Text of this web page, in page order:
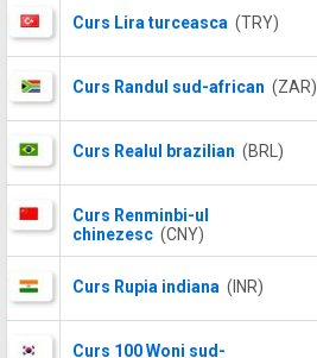
Curs Lira turceasca (TRY)
Curs Randul sud-african (ZAR)
Curs Realul brazilian (BRL)
Curs Renminbi-ul
chinezesc (CNY)
Curs Rupia indiana (INR)
Curs 100 Woni sud-